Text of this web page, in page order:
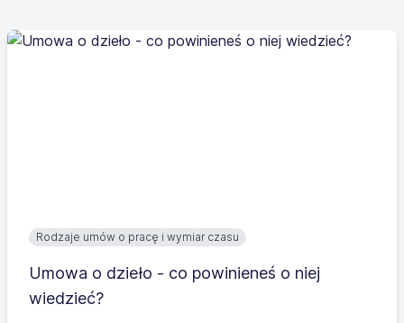
Rodzaje umów o pracę i wymiar czasu
Umowa o dzieło - co powinieneś o niej
wiedzieć?